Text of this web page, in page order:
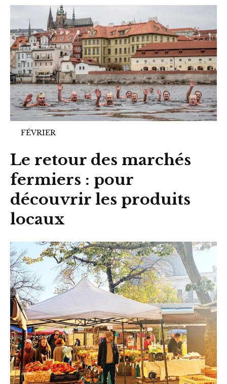
FÉVRIER
Le retour des marchés
fermiers : pour
découvrir les produits
locaux